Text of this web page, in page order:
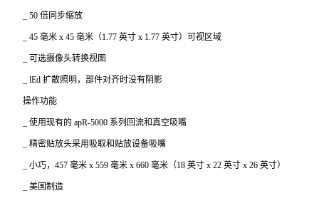
_ 50倍同步缩放
_ 45毫米 x 45 毫米（1.77 英寸 x 1.77 英寸）可视区域
可选摄像头转换视图
_ lEd扩散照明，部件对齐时没有阴影
操作功能
_使用现有的 apR-5000 系列回流和真空吸嘴
_精密贴放头采用吸取和贴放设备吸嘴
_小巧，457 毫米 x 559 毫米 x 660 毫米（18 英寸 x 22 英寸 x 26 英寸）
_美国制造